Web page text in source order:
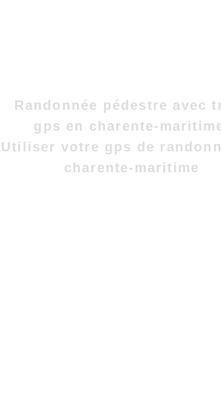
Randonnée pédestre avec
gps en charente-
Utiliser votre gps de
charente-maritime